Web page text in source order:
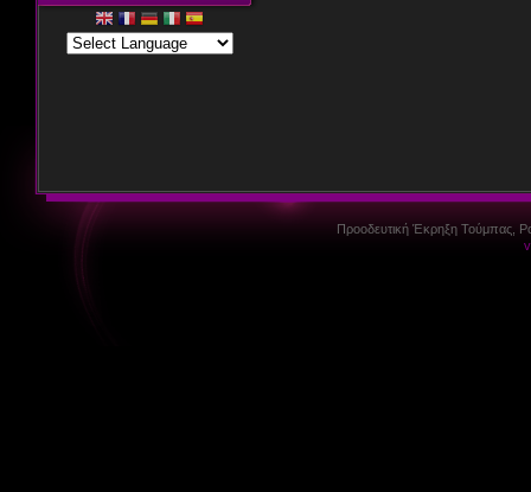
Προοδευτική Έκρηξη Τούμπας,